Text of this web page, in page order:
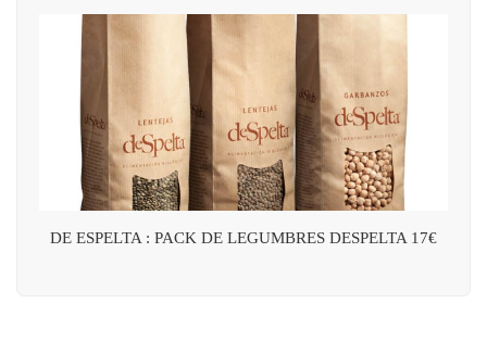
DE ESPELTA : PACK DE LEGUMBRES DESPELTA 17€